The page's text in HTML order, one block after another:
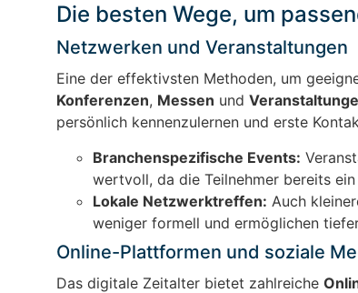
Die besten Wege, um
Netzwerken und Veranstaltungen
Eine der effektivsten Methoden, um
Konferenzen, Messen und
persönlich kennenzulernen und erste
Branchenspezifische Events:
wertvoll, da die Teilnehmer bereits
Lokale Netzwerktreffen: Auch
weniger formell und ermöglichen
Online-Plattformen und soziale
Das digitale Zeitalter bietet zahlreiche